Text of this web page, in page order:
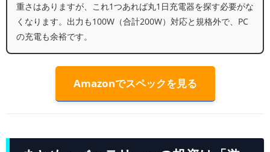
重さはありますが、これ1つあれば丸1日充電器を探す必要がな
くなります。出力も100W（合計200W）対応と規格外で、PC
の充電も余裕です。
Amazonでスペックを見る